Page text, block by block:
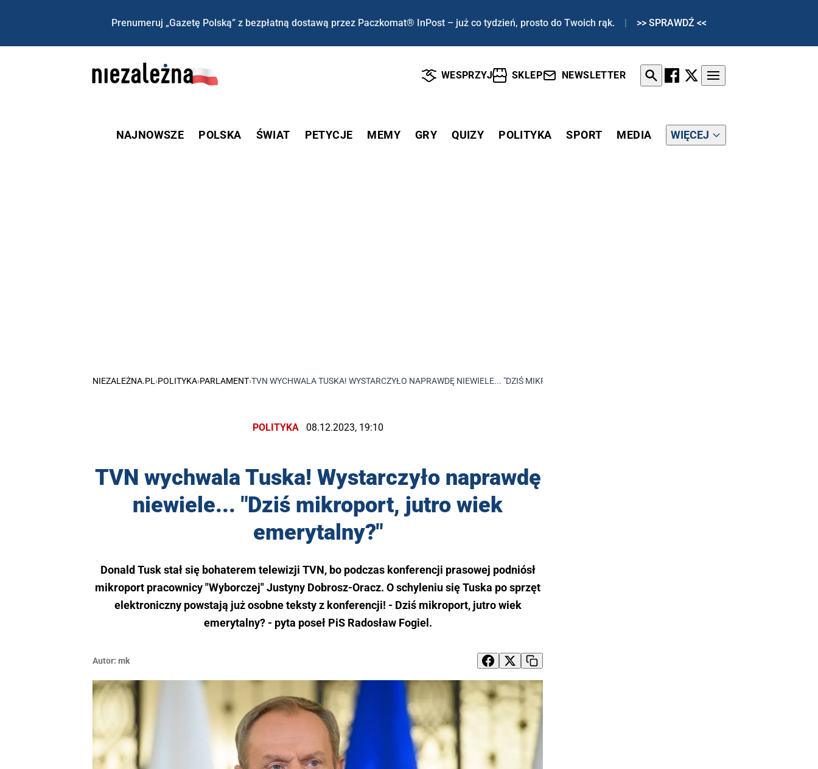
Prenumeruj „Gazetę Polską” z bezpłatną dostawą przez Paczkomat® InPost – już co tydzień, prosto do Twoich rąk. | >> SPRAWDŹ <<
WESPRZYJ SKLEP NEWSLETTER
NAJNOWSZE POLSKA ŚWIAT PETYCJE MEMY GRY QUIZY POLITYKA SPORT MEDIA WIĘCEJ
NIEZALEŻNA.PL ›POLITYKA›PARLAMENT›TVN WYCHWALA TUSKA! WYSTARCZYŁO NAPRAWDĘ NIEWIELE... "DZIŚ MIKROPORT, JUTRO WIEK EMERYTALNY?"
POLITYKA 08.12.2023, 19:10
TVN wychwala Tuska! Wystarczyło naprawdę
niewiele... "Dziś mikroport, jutro wiek
emerytalny?"
Donald Tusk stał się bohaterem telewizji TVN, bo podczas konferencji prasowej podniósł
mikroport pracownicy "Wyborczej" Justyny Dobrosz-Oracz. O schyleniu się Tuska po sprzęt
elektroniczny powstają już osobne teksty z konferencji! - Dziś mikroport, jutro wiek
emerytalny? - pyta poseł PiS Radosław Fogiel.
Autor: mk